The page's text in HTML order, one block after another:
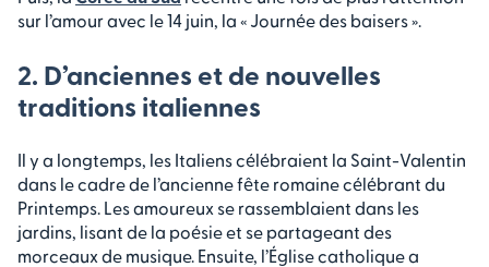
sur l’amour avec le 14 juin, la « Journée des baisers ».
2. D’anciennes et de nouvelles
traditions italiennes
Il y a longtemps, les Italiens célébraient la Saint-Valentin
dans le cadre de l’ancienne fête romaine célébrant du
Printemps. Les amoureux se rassemblaient dans les
jardins, lisant de la poésie et se partageant des
morceaux de musique. Ensuite, l’Église catholique a